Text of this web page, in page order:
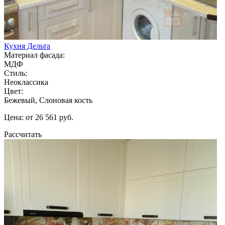
Кухня Дельта
Материал фасада:
МДФ
Стиль:
Неоклассика
Цвет:
Бежевый, Слоновая кость
Цена: от 26 561 руб.
Рассчитать